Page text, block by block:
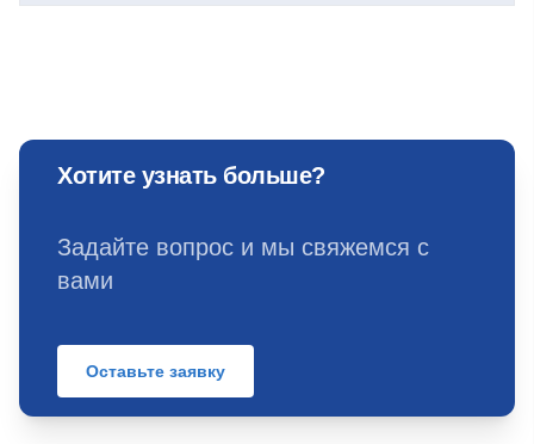
Хотите узнать больше?
Задайте вопрос и мы свяжемся с
вами
Оставьте заявку